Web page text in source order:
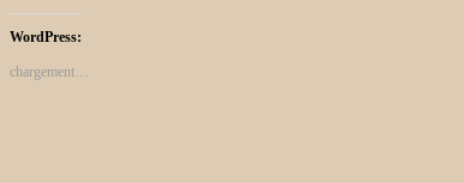
WordPress:
chargement…